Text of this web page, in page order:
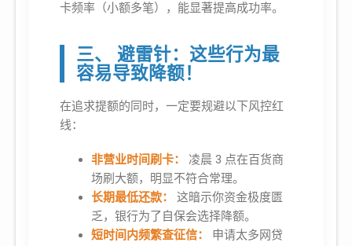
卡频率（小额多笔），能显著提高成功率。
三、 避雷针：这些行为最
容易导致降额！
在追求提额的同时，一定要规避以下风控红
线：
非营业时间刷卡：
凌晨 3 点在百货商
场刷大额，明显不符合常理。
长期最低还款：
这暗示你资金极度匮
乏，银行为了自保会选择降额。
短时间内频繁查征信：
申请太多网贷